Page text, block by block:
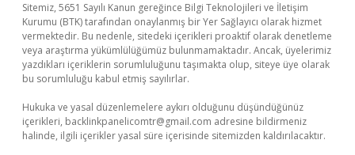
Sitemiz, 5651 Sayılı Kanun gereğince Bilgi Teknolojileri ve İletişim
Kurumu (BTK) tarafından onaylanmış bir Yer Sağlayıcı olarak hizmet
vermektedir. Bu nedenle, sitedeki içerikleri proaktif olarak denetleme
veya araştırma yükümlülüğümüz bulunmamaktadır. Ancak, üyelerimiz
yazdıkları içeriklerin sorumluluğunu taşımakta olup, siteye üye olarak
bu sorumluluğu kabul etmiş sayılırlar.
Hukuka ve yasal düzenlemelere aykırı olduğunu düşündüğünüz
içerikleri, backlinkpanelicomtr@gmail.com adresine bildirmeniz
halinde, ilgili içerikler yasal süre içerisinde sitemizden kaldırılacaktır.